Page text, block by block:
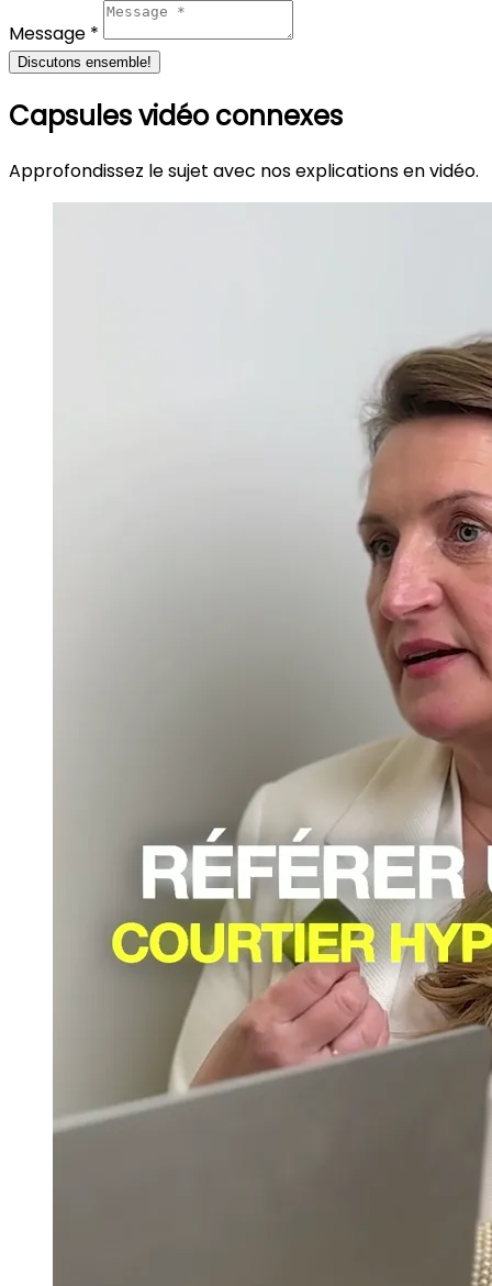
Message *
Discutons ensemble!
Capsules vidéo connexes
Approfondissez le sujet avec nos explications en vidéo.